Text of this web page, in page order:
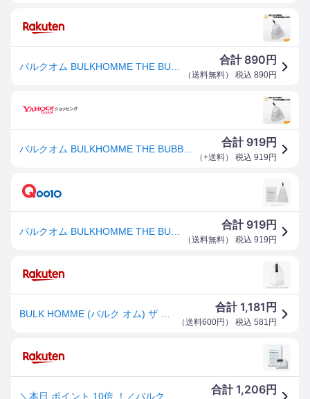
合計 890 円
（送料無料） 税込 890円
合計 919円
（+送料） 税込 919 円
合計 919円
（送料無料） 税込 919 円
合計1,181 円
（送料600円 ） 税込 581 円
合計1,206円